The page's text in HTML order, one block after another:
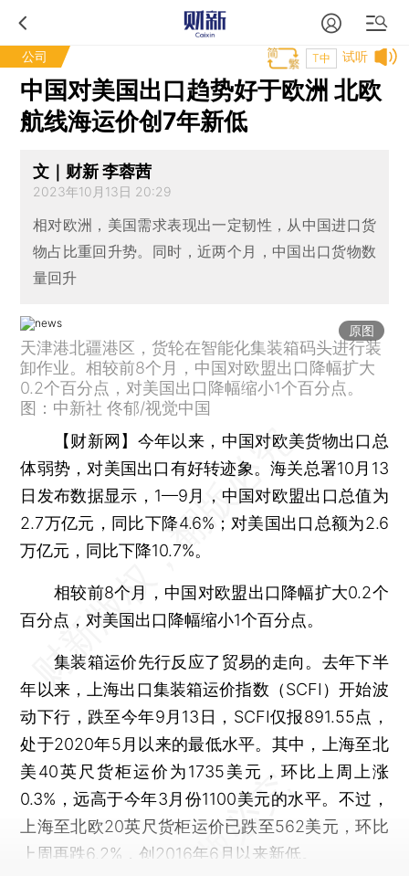
公司 试听
T中
中国对美国出口趋势好于欧洲 北欧
航线海运价创7年新低
文｜财新 李蓉茜
2023年10月13日 20:29
相对欧洲，美国需求表现出一定韧性，从中国进口货
物占比重回升势。同时，近两个月，中国出口货物数
量回升
原图
天津港北疆港区，货轮在智能化集装箱码头进行装
卸作业。相较前8个月，中国对欧盟出口降幅扩大
0.2个百分点，对美国出口降幅缩小1个百分点。
图：中新社 佟郁/视觉中国
【财新网】 今年以来，中国对欧美货物出口总
体弱势，对美国出口有好转迹象。海关总署10月13
日发布数据显示，1—9月，中国对欧盟出口总值为
2.7万亿元，同比下降4.6%；对美国出口总额为2.6
万亿元，同比下降10.7%。
相较前8个月，中国对欧盟出口降幅扩大0.2个
百分点，对美国出口降幅缩小1个百分点。
集装箱运价先行反应了贸易的走向。去年下半
年以来，上海出口集装箱运价指数（SCFI）开始波
动下行，跌至今年9月13日，SCFI仅报891.55点，
处于2020年5月以来的最低水平。其中，上海至北
美40英尺货柜运价为1735美元，环比上周上涨
0.3%，远高于今年3月份1100美元的水平。不过，
上海至北欧20英尺货柜运价已跌至562美元，环比
上周再跌6.2%，创2016年6月以来新低。